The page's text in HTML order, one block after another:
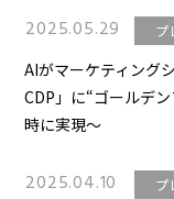
2025.05.29 プ
AIがマーケティング
CDP」に“ゴールデ
時に実現〜
2025.04.10 プ